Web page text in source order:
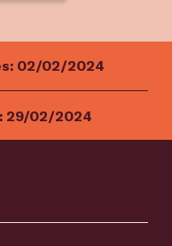
02/02/2024
29/02/2024